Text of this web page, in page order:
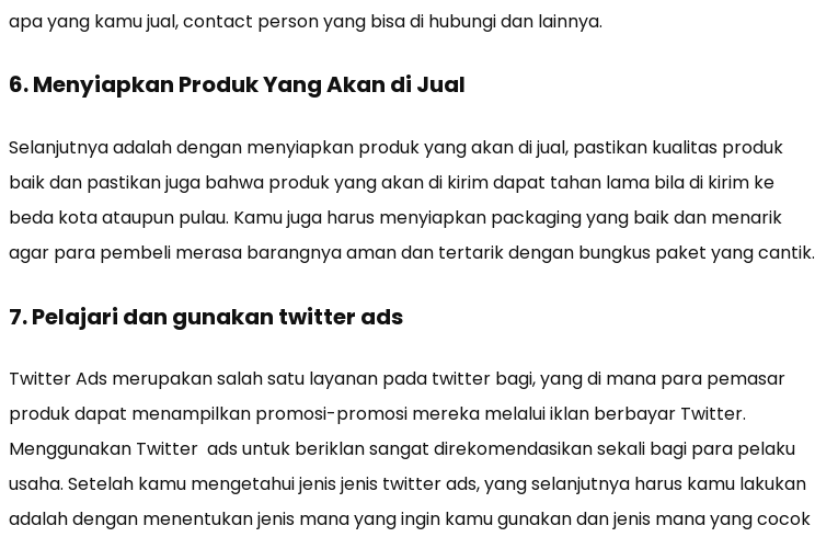
apa yang kamu jual, contact person yang bisa di hubungi dan lainnya.
6. Menyiapkan Produk Yang Akan di Jual
Selanjutnya adalah dengan menyiapkan produk yang akan di jual, pastikan kualitas produk
baik dan pastikan juga bahwa produk yang akan di kirim dapat tahan lama bila di kirim ke
beda kota ataupun pulau. Kamu juga harus menyiapkan packaging yang baik dan menarik
agar para pembeli merasa barangnya aman dan tertarik dengan bungkus paket yang cantik.
7. Pelajari dan gunakan twitter ads
Twitter Ads merupakan salah satu layanan pada twitter bagi, yang di mana para pemasar
produk dapat menampilkan promosi-promosi mereka melalui iklan berbayar Twitter.
Menggunakan Twitter ads untuk beriklan sangat direkomendasikan sekali bagi para pelaku
usaha. Setelah kamu mengetahui jenis jenis twitter ads, yang selanjutnya harus kamu lakukan
adalah dengan menentukan jenis mana yang ingin kamu gunakan dan jenis mana yang cocok